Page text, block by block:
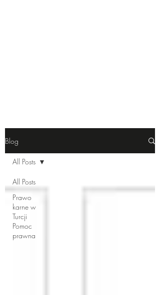
Blog
All Posts
Prawo
karne w
Turcji
Pomoc
prawna
All Posts